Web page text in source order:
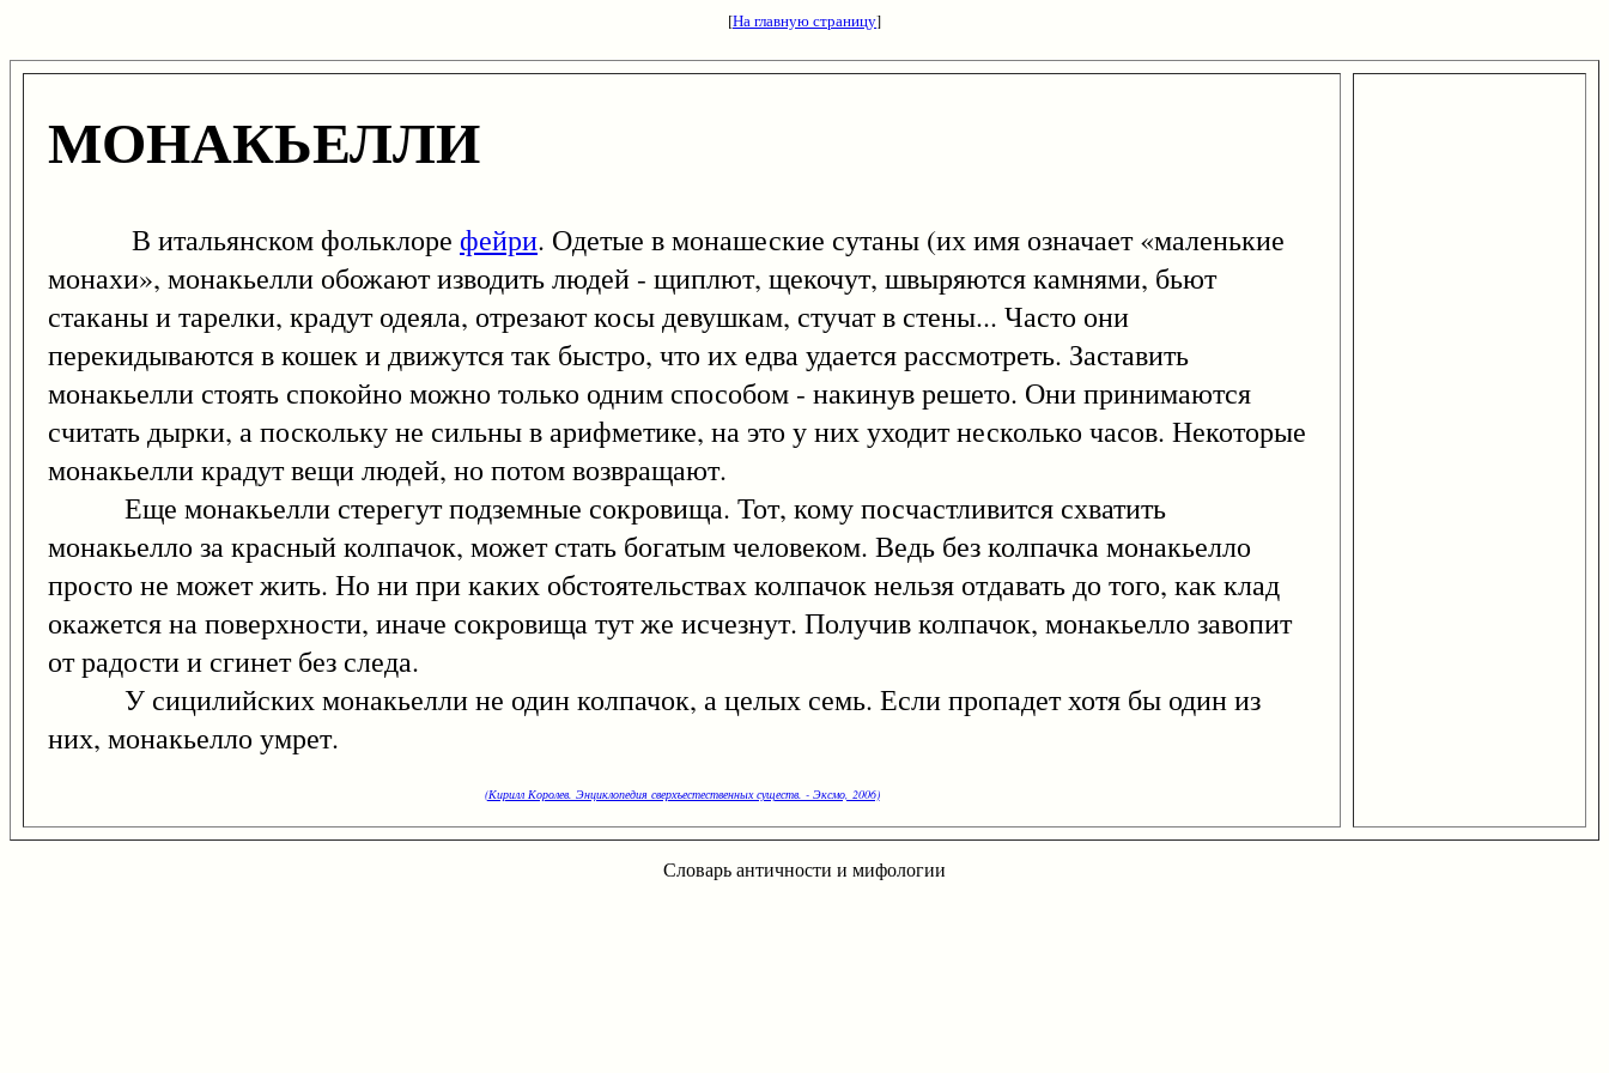
[На главную страницу]
МОНАКЬЕЛЛИ
В итальянском фольклоре фейри. Одетые в монашеские сутаны (их имя означает «маленькие
монахи», монакьелли обожают изводить людей - щиплют, щекочут, швыряются камнями, бьют
стаканы и тарелки, крадут одеяла, отрезают косы девушкам, стучат в стены... Часто они
перекидываются в кошек и движутся так быстро, что их едва удается рассмотреть. Заставить
монакьелли стоять спокойно можно только одним способом - накинув решето. Они принимаются
считать дырки, а поскольку не сильны в арифметике, на это у них уходит несколько часов. Некоторые
монакьелли крадут вещи людей, но потом возвращают.
Еще монакьелли стерегут подземные сокровища. Тот, кому посчастливится схватить
монакьелло за красный колпачок, может стать богатым человеком. Ведь без колпачка монакьелло
просто не может жить. Но ни при каких обстоятельствах колпачок нельзя отдавать до того, как клад
окажется на поверхности, иначе сокровища тут же исчезнут. Получив колпачок, монакьелло завопит
от радости и сгинет без следа.
У сицилийских монакьелли не один колпачок, а целых семь. Если пропадет хотя бы один из
них, монакьелло умрет.
(Кирилл Королев. Энциклопедия сверхъестественных существ. - Эксмо, 2006)
Словарь античности и мифологии